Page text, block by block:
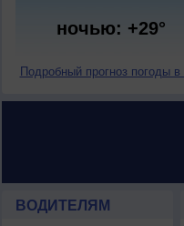
ночью: +29°
Подробный прогноз погоды
ВОДИТЕЛЯМ